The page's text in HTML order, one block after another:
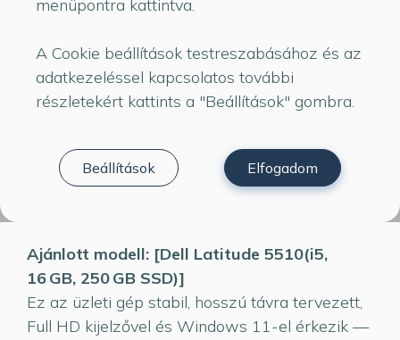
menüpontra kattintva.
A Cookie beállítások testreszabásához és az
adatkezeléssel kapcsolatos további
részletekért kattints a "Beállítások" gombra.
Beállítások Elfogadom
1. Mire fogja használni?
·Alsós–felsős tanulás, böngészés, videók miatt
·Középiskolás vagy egyetemistáknál már
multitasking, prezentáció, esetleg Office
Ajánlott modell: [Dell Latitude 5510(i5,
16 GB, 250 GB SSD)]
Ez az üzleti gép stabil, hosszú távra tervezett,
Full HD kijelzővel és Windows 11-el érkezik —